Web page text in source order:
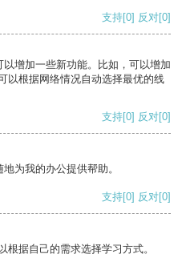
支持[0] 反对[0]
增加一些新功能。比如，可以增加
以根据网络情况自动选择最优的线
支持[0] 反对[0]
为我的办公提供帮助。
支持[0] 反对[0]
据自己的需求选择学习方式。